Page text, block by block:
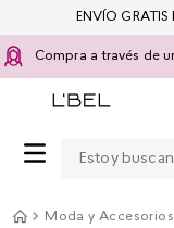
Compra a través de
ENVÍO
Moda y Accesorios